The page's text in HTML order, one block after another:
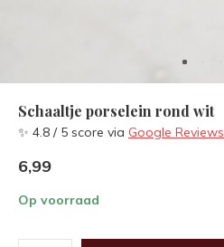
Schaaltje porselein rond wit
✨ 4.8 / 5 score via Google Reviews
6,99
Op voorraad